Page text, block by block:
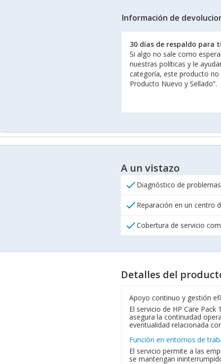
Información de
30 días de respaldo para
Si algo no sale como
nuestras políticas y le
categoría, este producto
Producto Nuevo y Sellado”.
A un vistazo
check Diagnóstico de
check Reparación en un centro
checkCobertura de servicio
Detalles del
Apoyo continuo y gestión
El servicio de HP Care
asegura la continuidad
eventualidad relacionada
Función en entornos de
El servicio permite a las
se mantengan